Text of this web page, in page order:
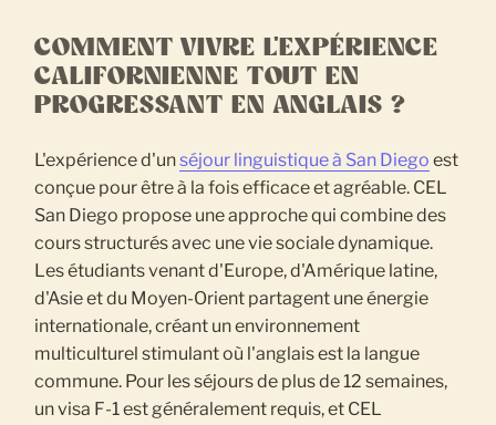
COMMENT VIVRE L'EXPÉRIENCE
CALIFORNIENNE TOUT EN
PROGRESSANT EN ANGLAIS ?
L'expérience d'unséjour linguistique à San Diego est
conçue pour être à la fois efficace et agréable. CEL
San Diego propose une approche qui combine des
cours structurés avec une vie sociale dynamique.
Les étudiants venant d'Europe, d'Amérique latine,
d'Asie et du Moyen-Orient partagent une énergie
internationale, créant un environnement
multiculturel stimulant où l'anglais est la langue
commune. Pour les séjours de plus de 12 semaines,
un visa F-1 est généralement requis, et CEL